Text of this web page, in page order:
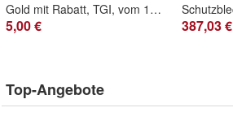
Gold mit Rabatt, TGI, vom 1g bis 1kg
5,00 € 387,03 €
Top-Angebote